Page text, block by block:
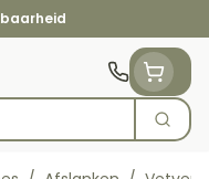
Zoek